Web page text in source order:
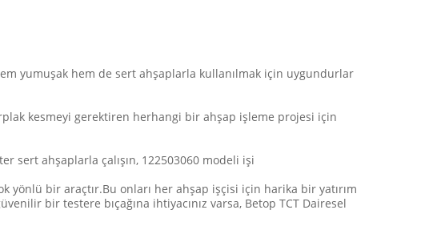
yumuşak hem de sert ahşaplarla kullanılmak için uygundurlar
kesmeyi gerektiren herhangi bir ahşap işleme projesi için
sert ahşaplarla çalışın, 122503060 modeli işi
yönlü bir araçtır.Bu onları her ahşap işçisi için harika bir yatırım
bir testere bıçağına ihtiyacınız varsa, Betop TCT Dairesel